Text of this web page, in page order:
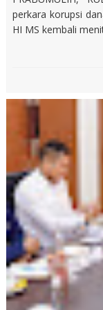
perkara korupsi
HI MS kembali